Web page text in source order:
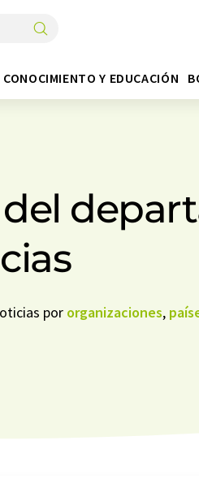
CONOCIMIENTO Y EDUCACIÓN
del
por organizaciones,